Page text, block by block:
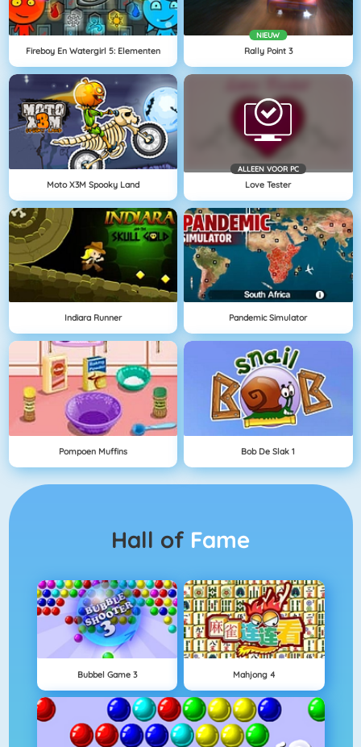
Fireboy En Watergirl 5: Elementen
NIEUW
Rally Point 3
Moto X3M Spooky Land
ALLEEN VOOR PC
Love Tester
Indiara Runner Pandemic Simulator
Pompoen Muffins Bob De Slak 1
Hall of Fame
Bubbel Game 3 Mahjong 4